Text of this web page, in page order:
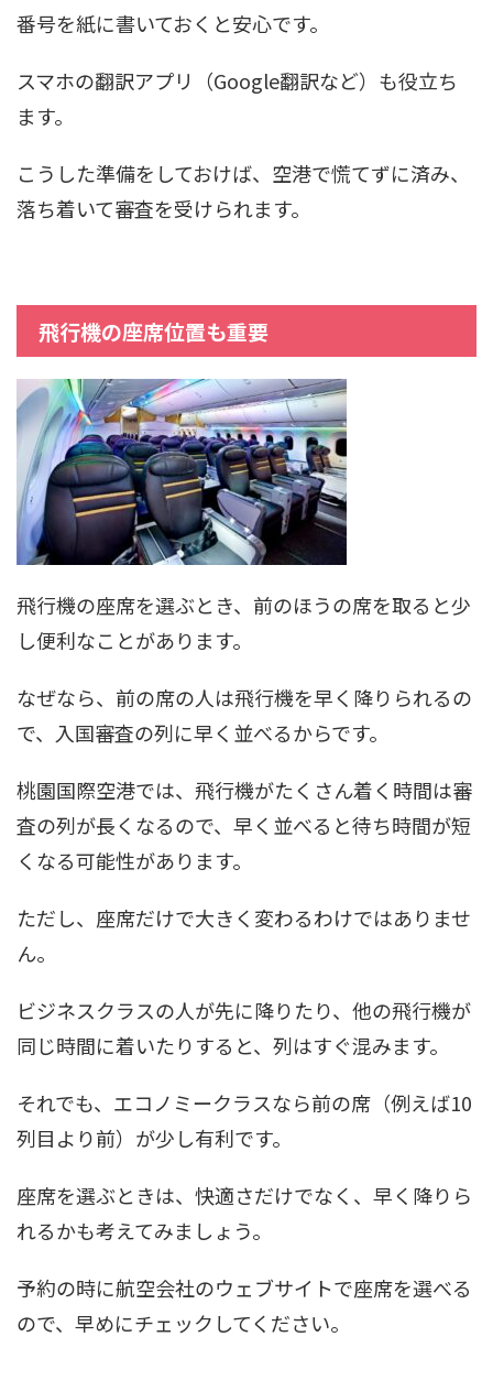
番号を紙に書いておくと安心です。
スマホの翻訳アプリ（Google翻訳など）も役立ち
ます。
こうした準備をしておけば、空港で慌てずに済み、
落ち着いて審査を受けられます。
飛行機の座席位置も重要
飛行機の座席を選ぶとき、前のほうの席を取ると少
し便利なことがあります。
なぜなら、前の席の人は飛行機を早く降りられるの
で、入国審査の列に早く並べるからです。
桃園国際空港では、飛行機がたくさん着く時間は審
査の列が長くなるので、早く並べると待ち時間が短
くなる可能性があります。
ただし、座席だけで大きく変わるわけではありませ
ん。
ビジネスクラスの人が先に降りたり、他の飛行機が
同じ時間に着いたりすると、列はすぐ混みます。
それでも、エコノミークラスなら前の席（例えば10
列目より前）が少し有利です。
座席を選ぶときは、快適さだけでなく、早く降りら
れるかも考えてみましょう。
予約の時に航空会社のウェブサイトで座席を選べる
ので、早めにチェックしてください。